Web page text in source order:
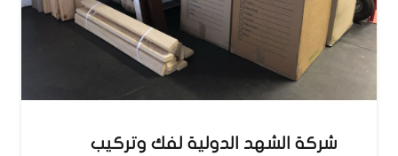
شركة الشهد الدولية لفك وتركيب